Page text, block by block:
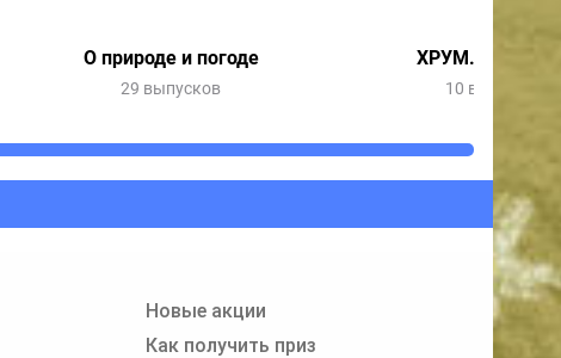
О природе и погоде
29 выпусков
ХРУМ. Новый
10 выпусков
Новые акции
Как получить приз